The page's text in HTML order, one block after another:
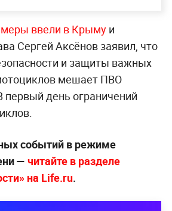
ввели в Крымуи
Сергей Аксёнов заявил, что
и защиты важных
мешает ПВО
первый день ограничений
событий в режиме
— читайте в разделе
на Life.ru.